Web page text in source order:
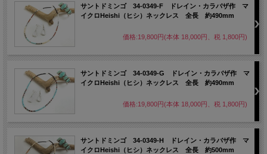
サントドミンゴ 34-0349-F ドレイン・カラバザ作 マ
イクロHeishi（ヒシ）ネックレス 全長 約490mm
価格:19,800円(本体 18,000円、税 1,800円)
サントドミンゴ 34-0349-G ドレイン・カラバザ作 マ
イクロHeishi（ヒシ）ネックレス 全長 約490mm
価格:19,800円(本体 18,000円、税 1,800円)
サントドミンゴ 34-0349-H ドレイン・カラバザ作 マ
イクロHeishi（ヒシ）ネックレス 全長 約500mm